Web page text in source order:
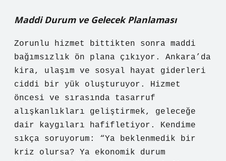
Maddi Durum ve Gelecek Planlaması
Zorunlu hizmet bittikten sonra maddi
bağımsızlık ön plana çıkıyor. Ankara’da
kira, ulaşım ve sosyal hayat giderleri
ciddi bir yük oluşturuyor. Hizmet
öncesi ve sırasında tasarruf
alışkanlıkları geliştirmek, geleceğe
dair kaygıları hafifletiyor. Kendime
sıkça soruyorum: “Ya beklenmedik bir
kriz olursa? Ya ekonomik durum